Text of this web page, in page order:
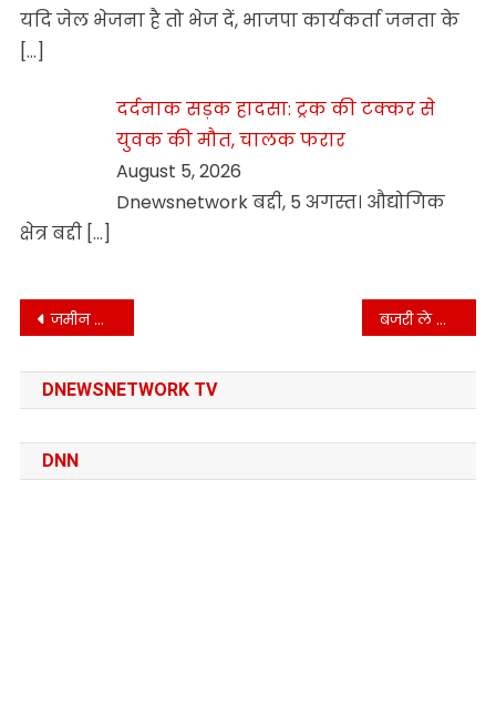
यदि जेल भेजना है तो भेज दें, भाजपा कार्यकर्ता जनता के
[…]
दर्दनाक सड़क हादसा: ट्रक की टक्कर से
युवक की मौत, चालक फरार
August 5, 2026
Dnewsnetwork बद्दी, 5 अगस्त। औद्योगिक
क्षेत्र बद्दी […]
Post
navigation
जमीन को छू रही बिजली की तारें बजरी ले जा रहा टप्पर पलटा 2 की मौत 7 घायल
DNEWSNETWORK TV
DNN